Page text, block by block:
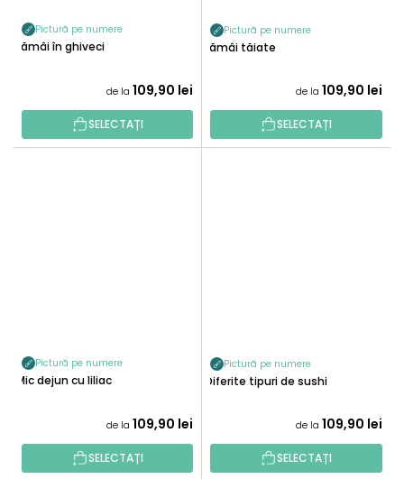
Pictură pe numere
Lămâi în ghiveci
de la 109,90 lei
SELECTAȚI
Pictură pe numere
Lămâi tăiate
de la 109,90 lei
SELECTAȚI
Pictură pe numere
Mic dejun cu liliac
de la 109,90 lei
SELECTAȚI
Pictură pe numere
Diferite tipuri de sushi
de la 109,90 lei
SELECTAȚI